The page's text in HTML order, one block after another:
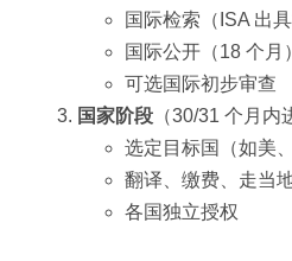
国际检索（ISA 出
国际公开（18 个月）
可选国际初步审查
国家阶段 （30/31 个月内
选定目标国（如美
翻译、缴费、走当
各国独立授权